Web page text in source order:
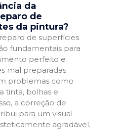
da
de
da pintura?
de superfícies
fundamentais para
perfeito e
mal preparadas
problemas como
tinta, bolhas e
a correção de
para um visual
agradável.